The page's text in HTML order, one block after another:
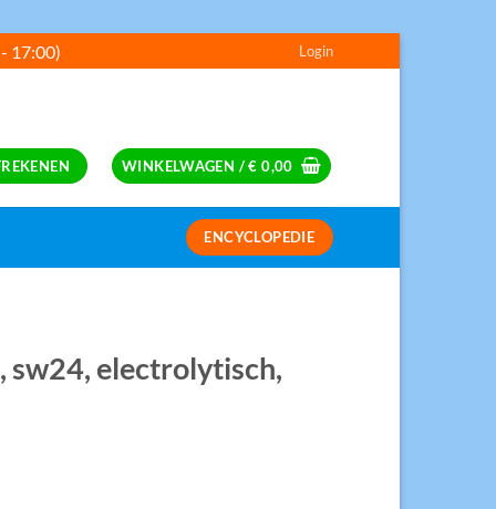
17:00) Login
WINKELWAGEN /€ 0,00
ENCYCLOPEDIE
electrolytisch,